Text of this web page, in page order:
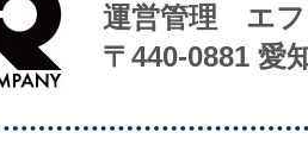
運営管理 エフ
〒440-0881 愛